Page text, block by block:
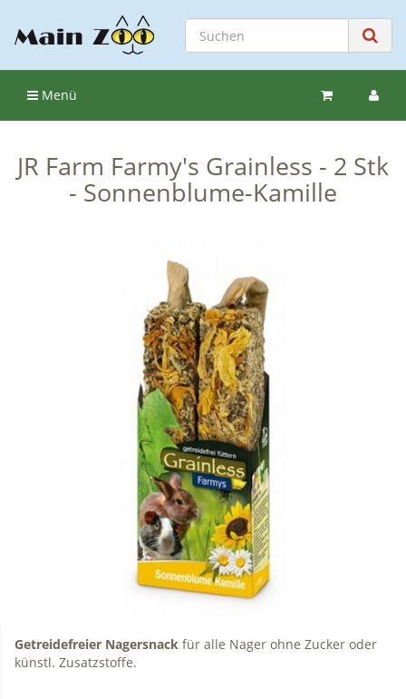
Menü
JR Farm Farmy's Grainless - 2 Stk
- Sonnenblume-Kamille
Getreidefreier Nagersnack für alle Nager ohne Zucker oder
künstl. Zusatzstoffe.